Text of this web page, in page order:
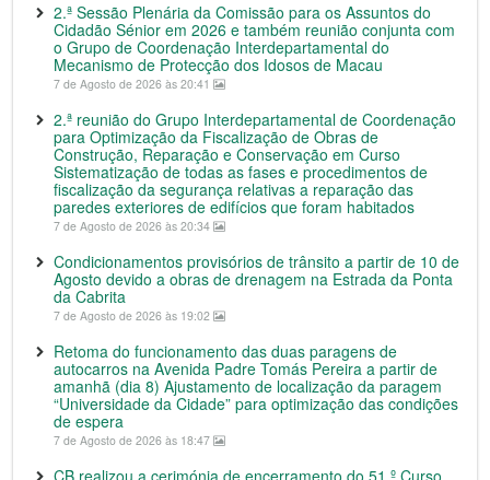
2.ª Sessão Plenária da Comissão para os Assuntos do
Cidadão Sénior em 2026 e também reunião conjunta com
o Grupo de Coordenação Interdepartamental do
Mecanismo de Protecção dos Idosos de Macau
7 de Agosto de 2026 às 20:41
2.ª reunião do Grupo Interdepartamental de Coordenação
para Optimização da Fiscalização de Obras de
Construção, Reparação e Conservação em Curso
Sistematização de todas as fases e procedimentos de
fiscalização da segurança relativas a reparação das
paredes exteriores de edifícios que foram habitados
7 de Agosto de 2026 às 20:34
Condicionamentos provisórios de trânsito a partir de 10 de
Agosto devido a obras de drenagem na Estrada da Ponta
da Cabrita
7 de Agosto de 2026 às 19:02
Retoma do funcionamento das duas paragens de
autocarros na Avenida Padre Tomás Pereira a partir de
amanhã (dia 8) Ajustamento de localização da paragem
“Universidade da Cidade” para optimização das condições
de espera
7 de Agosto de 2026 às 18:47
CB realizou a cerimónia de encerramento do 51.º Curso